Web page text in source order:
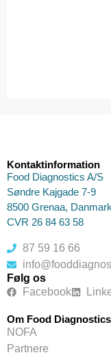
Kontaktinformation
Food Diagnostics A/S
Søndre Kajgade 7-9
8500 Grenaa, Danmark
CVR 26 84 63 58
87 59 16 66
Følg os
Facebook
Om Food Diagnostics
NOFA
Partnere